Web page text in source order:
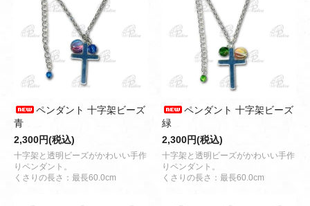
ペンダント 十字架ビーズ
青
2,300円(税込)
十字架と透明ビーズがかわいい手作
りペンダント。
くさりの長さ：最長60.0cm
ペンダント 十字架ビーズ
緑
2,300円(税込)
十字架と透明ビーズがかわいい手作
りペンダント。
くさりの長さ：最長60.0cm